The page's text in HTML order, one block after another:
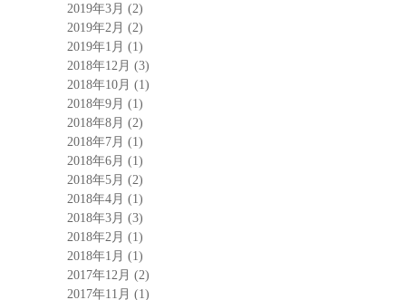
2019年3月 (2)
2019年2月 (2)
2019年1月 (1)
2018年12月 (3)
2018年10月 (1)
2018年9月 (1)
2018年8月 (2)
2018年7月 (1)
2018年6月 (1)
2018年5月 (2)
2018年4月 (1)
2018年3月 (3)
2018年2月 (1)
2018年1月 (1)
2017年12月 (2)
2017年11月 (1)